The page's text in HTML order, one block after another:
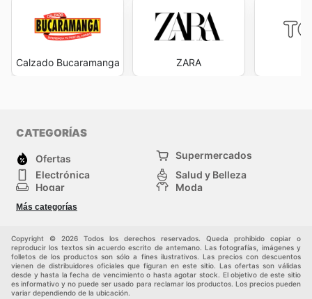
Calzado Bucaramanga ZARA
CATEGORÍAS
Ofertas
Supermercados
Electrónica
Salud y Belleza
Hogar
Moda
Herramientas y jardinería
Infancia
Más categorías
Copyright © 2026 Todos los derechos reservados. Queda prohibido copiar o
reproducir los textos sin acuerdo escrito de antemano. Las fotografías, imágenes y
folletos de los productos son sólo a fines ilustrativos. Las precios con descuentos
vienen de distribuidores oficiales que figuran en este sitio. Las ofertas son válidas
desde y hasta la fecha de vencimiento o hasta agotar stock. El objetivo de este sitio
es informativo y no puede ser usado para reclamar los productos. Los precios pueden
variar dependiendo de la ubicación.